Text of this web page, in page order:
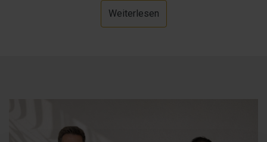
*Weitere Informationen zur Region: Dénia ist ein wahres
Duft von frischen Meeresfrüchten und Paella genoss.
Weiterlesen